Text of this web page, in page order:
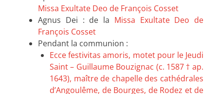
Missa Exultate Deo de François Cosset
Agnus Dei : de la Missa Exultate Deo de
François Cosset
Pendant la communion :
Ecce festivitas amoris, motet pour le Jeudi
Saint – Guillaume Bouzignac (c. 1587 † ap.
1643), maître de chapelle des cathédrales
d’Angoulême, de Bourges, de Rodez et de